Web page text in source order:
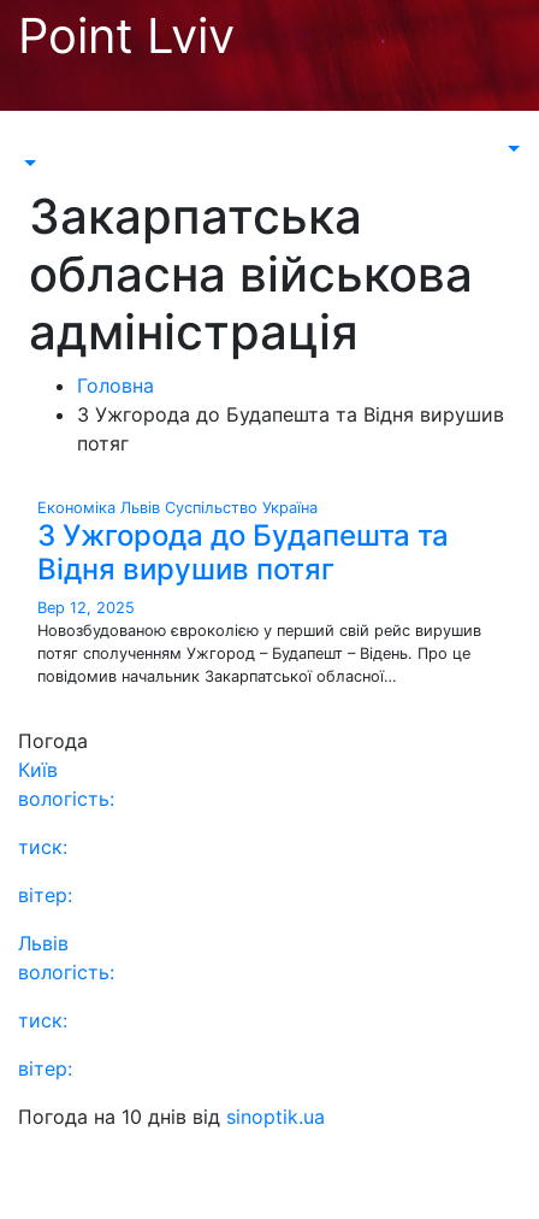
Перейти
Point Lviv
Закарпатська
обласна військова
адміністрація
Головна
З Ужгорода до Будапешта та Відня вирушив
потяг
Економіка Львів Суспільство Україна
З Ужгорода до Будапешта та
Відня вирушив потяг
Вер 12, 2025
Новозбудованою євроколією у перший свій рейс вирушив
потяг сполученням Ужгород – Будапешт – Відень. Про це
повідомив начальник Закарпатської обласної…
Погода
Київ
вологість:
тиск:
вітер:
Львів
вологість:
тиск:
вітер:
Погода на 10 днів від sinoptik.ua